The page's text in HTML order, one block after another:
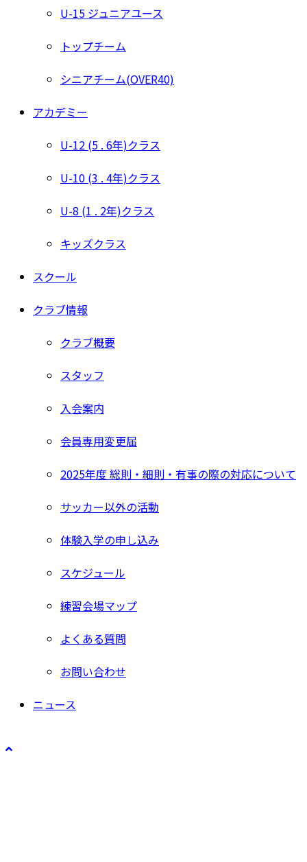
U-15 ジュニアユース
トップチーム
シニアチーム(OVER40)
アカデミー
U-12 (5 . 6年)クラス
U-10 (3 . 4年)クラス
U-8 (1 . 2年)クラス
キッズクラス
スクール
クラブ情報
クラブ概要
スタッフ
入会案内
会員専用変更届
2025年度 総則・細則・有事の際の対応について
サッカー以外の活動
体験入学の申し込み
スケジュール
練習会場マップ
よくある質問
お問い合わせ
ニュース